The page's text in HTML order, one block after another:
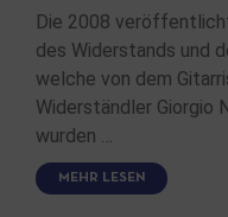
Die 2008
des Widerstands und
welche von dem
Widerständler Giorgio
wurden …
MEHR LESEN